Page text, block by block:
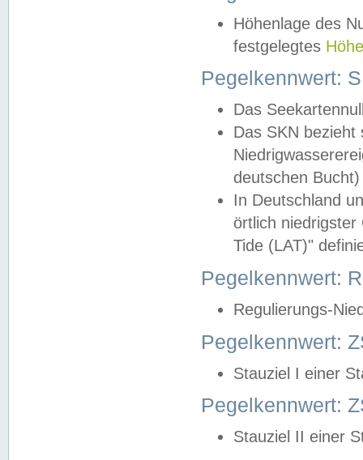
Höhenlage des
festgelegtes
Pegelkennwert:
Das
Das SKN
deutschen
In Deutschland
örtlich
Tide (LAT)"
Pegelkennwert:
Regulierungs-
Pegelkennwert:
Stauziel I einer
Pegelkennwert:
Stauziel II einer